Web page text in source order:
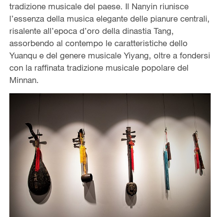
tradizione musicale del paese. Il Nanyin riunisce
l’essenza della musica elegante delle pianure centrali,
risalente all’epoca d’oro della dinastia Tang,
assorbendo al contempo le caratteristiche dello
Yuanqu e del genere musicale Yiyang, oltre a fondersi
con la raffinata tradizione musicale popolare del
Minnan.